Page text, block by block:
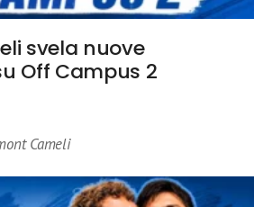
svela nuove
Off Campus 2
Cameli